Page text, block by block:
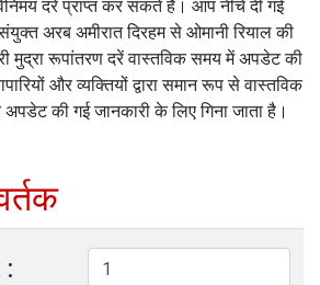
दरें प्राप्त कर सकते हैं। आप नीचे दी गई
अरब अमीरात दिरहम से ओमानी रियाल की
मुद्रा रूपांतरण दरें वास्तविक समय में अपडेट की
और व्यक्तियों द्वारा समान रूप से वास्तविक
की गई जानकारी के लिए गिना जाता है।